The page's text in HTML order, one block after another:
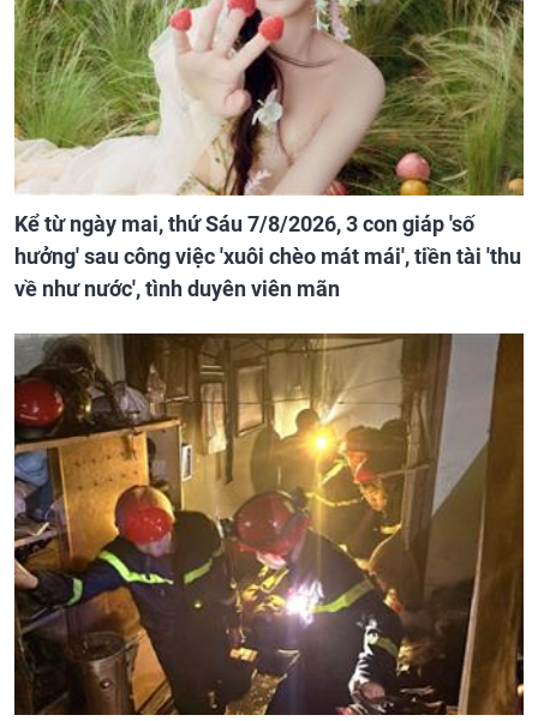
Kể từ ngày mai, thứ Sáu 7/8/2026, 3 con giáp 'số
hưởng' sau công việc 'xuôi chèo mát mái', tiền tài 'thu
về như nước', tình duyên viên mãn